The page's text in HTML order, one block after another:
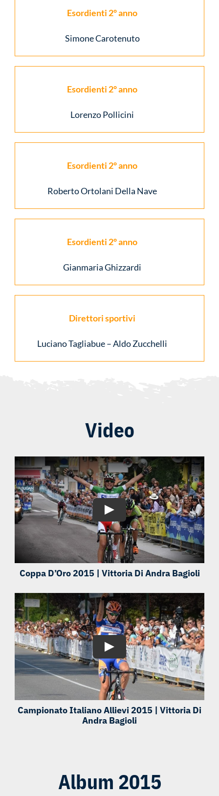
Esordienti 2° anno
Simone Carotenuto
Esordienti 2° anno
Lorenzo Pollicini
Esordienti 2° anno
Roberto Ortolani Della Nave
Esordienti 2° anno
Gianmaria Ghizzardi
Direttori sportivi
Luciano Tagliabue – Aldo Zucchelli
Video
Coppa D’Oro 2015 | Vittoria Di Andra Bagioli
Campionato Italiano Allievi 2015 | Vittoria Di
Andra Bagioli
Album 2015